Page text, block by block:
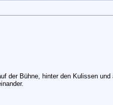
der Bühne, hinter den Kulissen